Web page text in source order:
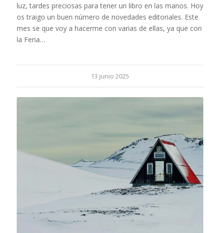
luz, tardes preciosas para tener un libro en las manos. Hoy
os traigo un buen número de novedades editoriales. Este
mes se que voy a hacerme con varias de ellas, ya que con
la Feria…
13 junio 2025